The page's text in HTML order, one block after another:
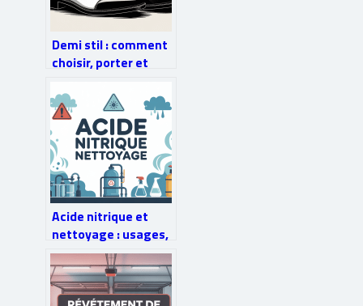
Demi stil : comment
choisir, porter et
entretenir ses demi-
stil
Acide nitrique et
nettoyage : usages,
dangers et
alternatives sûres